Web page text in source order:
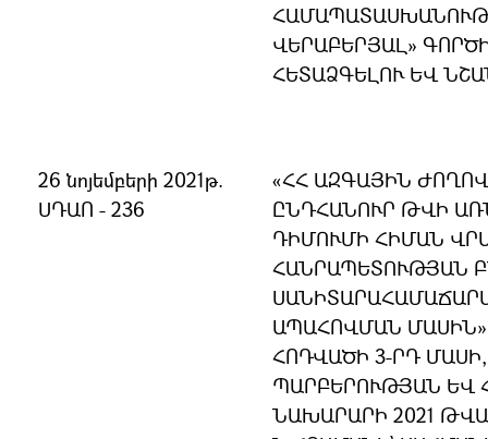
ՎԵՐԱԲԵՐՅԱԼ»
ՀԵՏԱՁԳԵԼՈՒ ԵՎ
26 նոյեմբերի 2021թ.
ՍԴԱՈ - 236
«ՀՀ ԱԶԳԱՅԻՆ
ԸՆԴՀԱՆՈՒՐ ԹՎԻ
ԴԻՄՈՒՄԻ ՀԻՄԱՆ
ՀԱՆՐԱՊԵՏՈՒԹՅԱՆ
ԱՊԱՀՈՎՄԱՆ ՄԱՍԻՆ»
ՀՈԴՎԱԾԻ 3-ՐԴ
ՊԱՐԲԵՐՈՒԹՅԱՆ ԵՎ
ՆԱԽԱՐԱՐԻ 2021